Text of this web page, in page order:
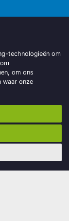
technologieën om
om ons
waar onze